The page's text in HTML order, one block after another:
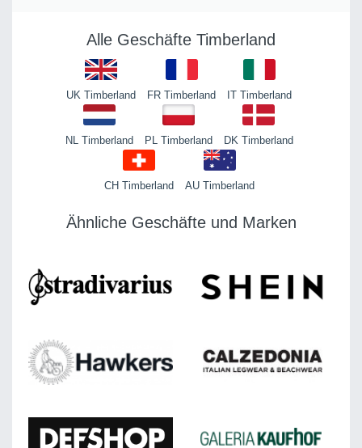
Alle Geschäfte Timberland
UK Timberland FR Timberland IT Timberland
NL Timberland PL Timberland DK Timberland
CH Timberland AU Timberland
Ähnliche Geschäfte und Marken